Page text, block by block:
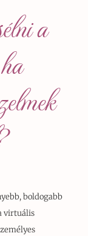
a
boldogabb
virtuális